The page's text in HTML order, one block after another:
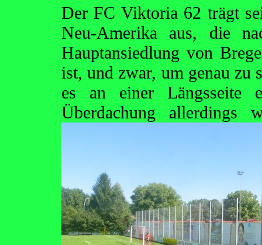
Der FC Viktoria 62 trägt
Neu-Amerika aus, die
Hauptansiedlung von
ist, und zwar, um genau zu
es an einer Längsseite
Überdachung allerdings